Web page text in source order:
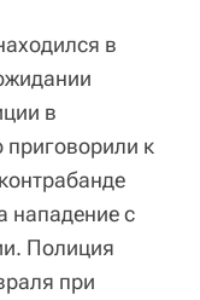
в
в
приговорили к
нападение с
Полиция
при